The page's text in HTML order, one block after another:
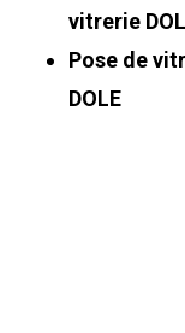
vitrerie
Pose de
DOLE